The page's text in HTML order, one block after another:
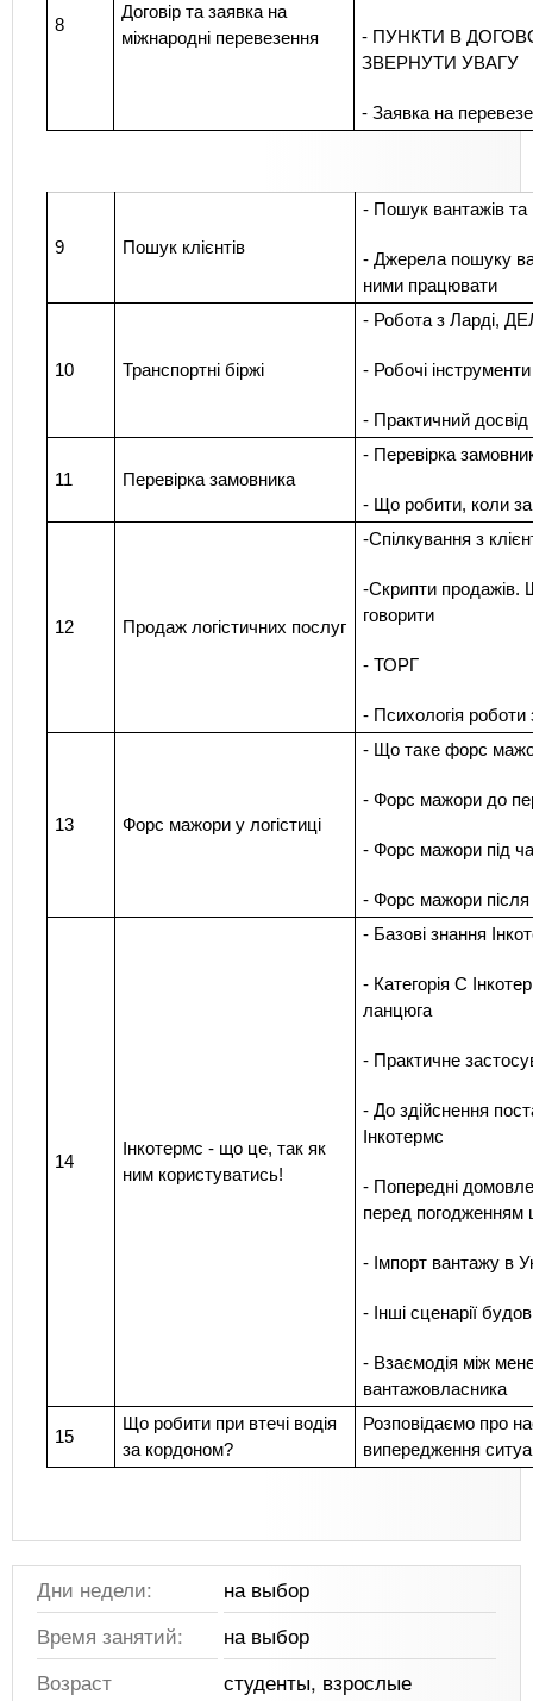
8
Договір та заявка на
міжнародні перевезення
- ПУНКТИ В
ЗВЕРНУТИ УВАГУ
- Заявка на
9 Пошук клієнтів
- Пошук вантажів та
- Джерела пошуку
ними працювати
10 Транспортні біржі
- Робота з Ларді,
- Робочі інструменти
- Практичний досвід
11 Перевірка замовника
- Перевірка
- Що робити, коли
12 Продаж логістичних послуг
-Спілкування з
-Скрипти
говорити
- ТОРГ
- Психологія роботи
13 Форс мажори у логістиці
- Що таке форс
- Форс мажори до
- Форс мажори під
- Форс мажори після
14
Інкотермс - що це, так як
ним користуватись!
- Базові знання
- Категорія С
ланцюга
- Практичне
- До здійснення
Інкотермс
- Попередні
перед погодженням
- Імпорт вантажу в
- Інші сценарії
- Взаємодія між
вантажовласника
15
Що робити при втечі водія
за кордоном?
Розповідаємо про
випередження
Дни недели:
на выбор
Время занятий:
на выбор
Возраст
студенты, взрослые